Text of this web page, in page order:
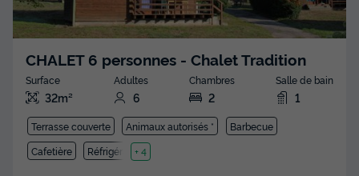
CHALET 6 personnes - Chalet Tradition
Surface
32m²
Adultes
6
Chambres
2
Salle de bain
1
Terrasse couverte Animaux autorisés *
Barbecue
Cafetière
Réfrigérateur
+ 4